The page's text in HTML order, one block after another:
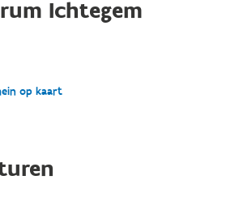
Ichtegem
op kaart